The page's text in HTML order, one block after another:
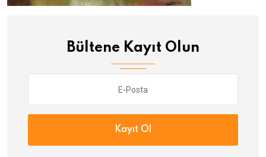
Bültene Kayıt Olun
Kayıt Ol